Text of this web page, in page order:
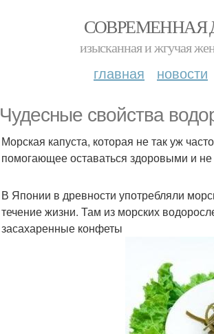
СОВРЕМЕННАЯ
изысканная и жгучая
главная новости
Чудесные свойства
Морская капуста, которая не так уж
помогающее оставаться здоровыми и не
В Японии в древности употребляли
течение жизни. Там из морских
засахаренные конфеты